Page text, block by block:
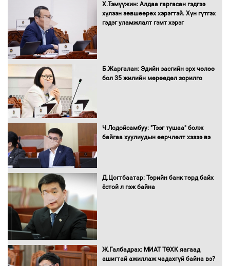
Н.Номтойбаяр: Аймгуудад тулгамдаж
буй асуудлуудыг Засгийн газрын
хуралдаанд танилцуулж,
эрэгтэйчүүдийн волейболын тэмцээнд
оролцож байгаа баг тамирчдад
Автобензин, дизель түлшний онцгой
Нөөцийн махны худалдаа,
Х.Тэмүүжин: Алдаа гаргасан гэдгээ
хүлээн зөвшөөрөх хэрэгтэй. Хүн гүтгэх
гэдэг уламжлалт гэмт хэрэг
Б.Жаргалан: Эдийн засгийн эрх чөлөө
бол 35 жилийн мөрөөдөл зорилго
Ч.Лодойсамбуу: "Тээг тушаа" болж
байгаа хуулиудын өөрчлөлт хэзээ вэ
Д.Цогтбаатар: Төрийн банк төрд байх
ёстой л гэж байна
Ж.Галбадрах: МИАТ ТӨХК яагаад
ашигтай ажиллаж чадахгүй байна вэ?